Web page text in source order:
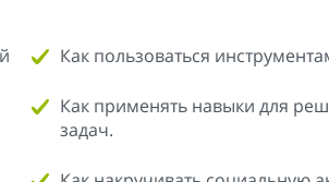
Как пользоваться
Как применять навыки для
задач.